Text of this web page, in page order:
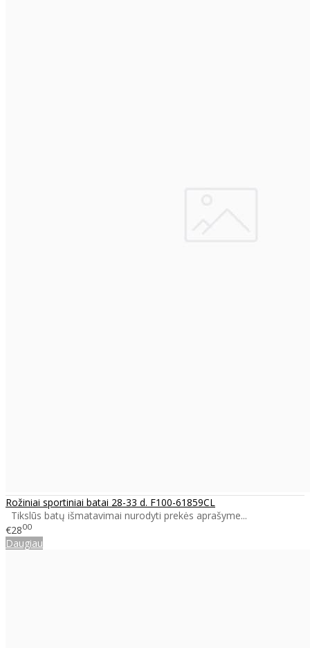
Rožiniai sportiniai batai 28-33 d. F100-61859CL
Tikslūs batų išmatavimai nurodyti prekės aprašyme...
€2800
Daugiau